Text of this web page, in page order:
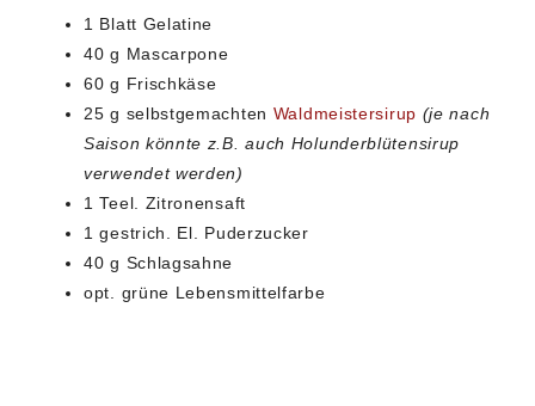
1 Blatt Gelatine
40 g Mascarpone
60 g Frischkäse
25 g selbstgemachten Waldmeistersirup (je nach
Saison könnte z.B. auch Holunderblütensirup
verwendet werden)
1 Teel. Zitronensaft
1 gestrich. El. Puderzucker
40 g Schlagsahne
opt. grüne Lebensmittelfarbe